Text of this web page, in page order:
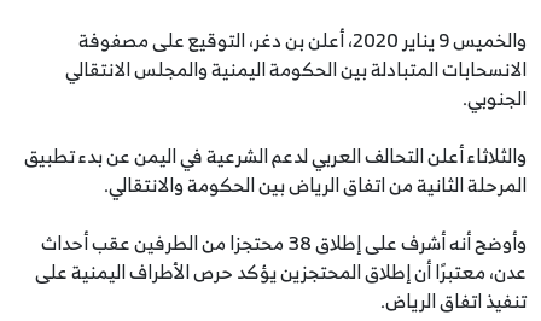
والخميس 9 يناير 2020، أعلن بن دغر، التوقيع على مصفوفة
الانسحابات المتبادلة بين الحكومة اليمنية والمجلس الانتقالي
الجنوبي.
والثلاثاء أعلن ‏التحالف العربي لدعم الشرعية في اليمن عن بدء تطبيق
المرحلة الثانية من اتفاق الرياض بين الحكومة والانتقالي.
وأوضح أنه أشرف على إطلاق 38 محتجزا من الطرفين عقب أحداث
عدن، معتبرًا أن إطلاق المحتجزين يؤكد حرص الأطراف اليمنية على
تنفيذ اتفاق الرياض.